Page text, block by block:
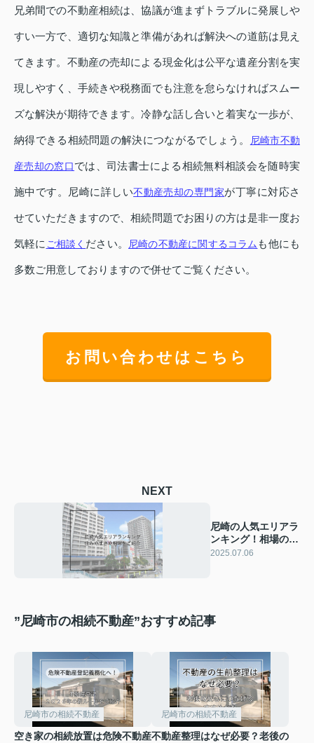
兄弟間での不動産相続は、協議が進まずトラブルに発展しや
すい一方で、適切な知識と準備があれば解決への道筋は見え
てきます。不動産の売却による現金化は公平な遺産分割を実
現しやすく、手続きや税務面でも注意を怠らなければスムー
ズな解決が期待できます。冷静な話し合いと着実な一歩が、
納得できる相続問題の解決につながるでしょう。 尼崎市不動
産売却の窓口では、司法書士による相続無料相談会を随時実
施中です。尼崎に詳しい不動産売却の専門家が丁寧に対応さ
せていただきますので、相続問題でお困りの方は是非一度お
気軽に ご相談く ださい。 尼崎の不動産に関するコラム も他にも
多数ご用意しておりますので併せてご覧ください。
お問い合わせはこちら
NEXT
尼崎の人気エリアラ
ンキング！相場の傾
向や選び方も紹介
2025.07.06
”尼崎市の相続不動産”おすすめ記事
尼崎市の相続不動産
空き家の相続放置は危険不動産
尼崎市の相続不動産
不動産整理はなぜ必要？老後の